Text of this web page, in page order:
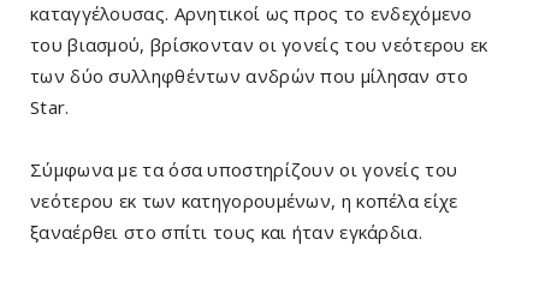
καταγγέλουσας. Αρνητικοί ως προς το ενδεχόμενο
του βιασμού, βρίσκονταν οι γονείς του νεότερου εκ
των δύο συλληφθέντων ανδρών που μίλησαν στο
Star.
Σύμφωνα με τα όσα υποστηρίζουν οι γονείς του
νεότερου εκ των κατηγορουμένων, η κοπέλα είχε
ξαναέρθει στο σπίτι τους και ήταν εγκάρδια.